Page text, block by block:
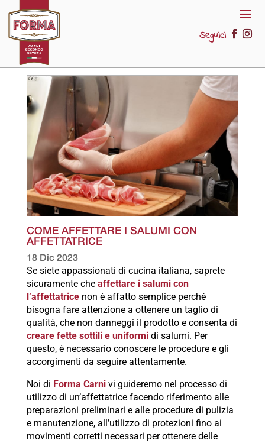
Seguici
COME AFFETTARE I SALUMI CON
AFFETTATRICE
18 Dic 2023
Se siete appassionati di cucina italiana, saprete
sicuramente che affettare i salumi con
l’affettatricenon è affatto semplice perché
bisogna fare attenzione a ottenere un taglio di
qualità, che non danneggi il prodotto e consenta di
creare fette sottili e uniformidi salumi. Per
questo, è necessario conoscere le procedure e gli
accorgimenti da seguire attentamente.
Noi di Forma Carnivi guideremo nel processo di
utilizzo di un’affettatrice facendo riferimento alle
preparazioni preliminari e alle procedure di pulizia
e manutenzione, all’utilizzo di protezioni fino ai
movimenti corretti necessari per ottenere delle